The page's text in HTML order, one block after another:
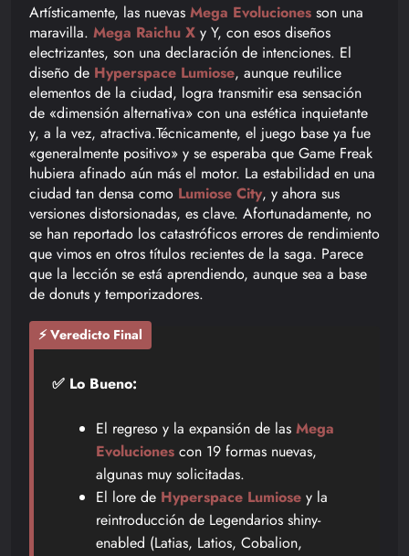
Artísticamente, las nuevas Mega Evoluciones son una
maravilla. Mega Raichu X y Y, con esos diseños
electrizantes, son una declaración de intenciones. El
diseño de Hyperspace Lumiose, aunque reutilice
elementos de la ciudad, logra transmitir esa sensación
de «dimensión alternativa» con una estética inquietante
y, a la vez, atractiva.Técnicamente, el juego base ya fue
«generalmente positivo» y se esperaba que Game Freak
hubiera afinado aún más el motor. La estabilidad en una
ciudad tan densa como Lumiose City, y ahora sus
versiones distorsionadas, es clave. Afortunadamente, no
se han reportado los catastróficos errores de rendimiento
que vimos en otros títulos recientes de la saga. Parece
que la lección se está aprendiendo, aunque sea a base
de donuts y temporizadores.
⚡ Veredicto Final
✅ Lo Bueno:
El regreso y la expansión de las Mega
Evoluciones con 19 formas nuevas,
algunas muy solicitadas.
El lore de Hyperspace Lumiose y la
reintroducción de Legendarios shiny-
enabled (Latias, Latios, Cobalion,